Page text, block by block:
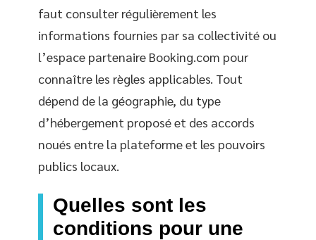
faut consulter régulièrement les
informations fournies par sa collectivité ou
l’espace partenaire Booking.com pour
connaître les règles applicables. Tout
dépend de la géographie, du type
d’hébergement proposé et des accords
noués entre la plateforme et les pouvoirs
publics locaux.
Quelles sont les
conditions pour une